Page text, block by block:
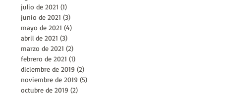
julio de 2021 (1)
junio de 2021 (3)
mayo de 2021 (4)
abril de 2021 (3)
marzo de 2021 (2)
febrero de 2021 (1)
diciembre de 2019 (2)
noviembre de 2019 (5)
octubre de 2019 (2)